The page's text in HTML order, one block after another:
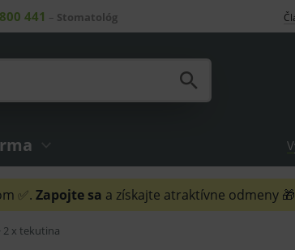
441 – Stomatológ
✅. Zapojte sa a získajte atraktívne odmeny
2 x tekutina